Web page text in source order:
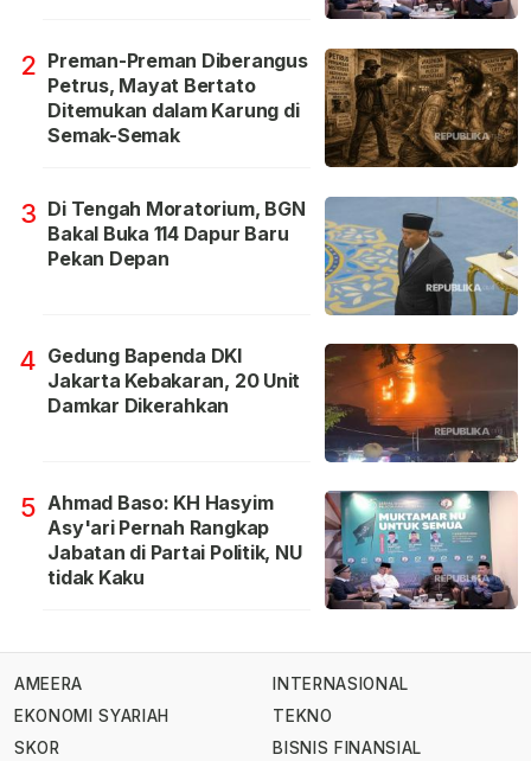
2 Preman-Preman Diberangus
Petrus, Mayat Bertato
Ditemukan dalam Karung di
Semak-Semak
3 Di Tengah Moratorium, BGN
Bakal Buka 114 Dapur Baru
Pekan Depan
4 Gedung Bapenda DKI
Jakarta Kebakaran, 20 Unit
Damkar Dikerahkan
5 Ahmad Baso: KH Hasyim
Asy'ari Pernah Rangkap
Jabatan di Partai Politik, NU
tidak Kaku
AMEERA
EKONOMI SYARIAH
SKOR
INTERNASIONAL
TEKNO
BISNIS FINANSIAL